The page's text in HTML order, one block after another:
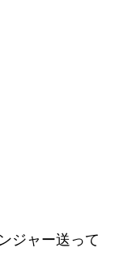
ジャー送って